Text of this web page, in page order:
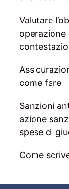
Valutare
operazione
come fare
Sanzioni
azione
spese di
Come